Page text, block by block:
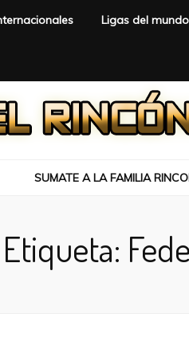
Ligas del mundo
SUMATE A LA FAMILIA
Etiqueta: